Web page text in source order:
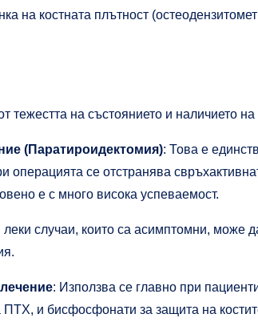
на костната плътност
тежестта на състоянието и наличието
(Паратироидектомия): Това е
операцията се отстранява
е с много висока успеваемост.
случаи, които са асимптомни, може
: Използва се главно при
ПТХ, и бисфосфонати за защита на